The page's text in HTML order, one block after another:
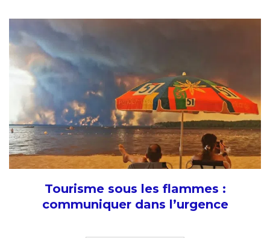
Tourisme sous les flammes :
communiquer dans l’urgence